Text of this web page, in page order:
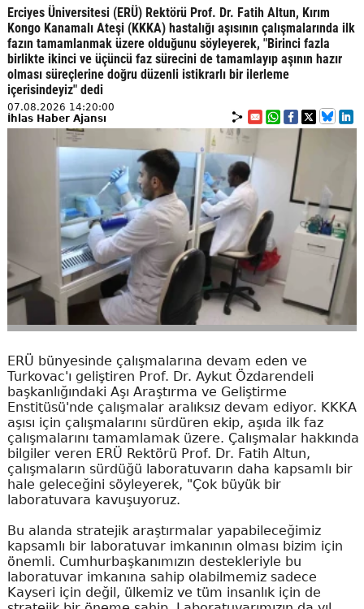
Erciyes Üniversitesi (ERÜ) Rektörü Prof. Dr. Fatih Altun, Kırım
Kongo Kanamalı Ateşi (KKKA) hastalığı aşısının çalışmalarında ilk
fazın tamamlanmak üzere olduğunu söyleyerek, "Birinci fazla
birlikte ikinci ve üçüncü faz sürecini de tamamlayıp aşının hazır
olması süreçlerine doğru düzenli istikrarlı bir ilerleme
içerisindeyiz" dedi
07.08.2026 14:20:00
İhlas Haber Ajansı
ERÜ bünyesinde çalışmalarına devam eden ve
Turkovac'ı geliştiren Prof. Dr. Aykut Özdarendeli
başkanlığındaki Aşı Araştırma ve Geliştirme
Enstitüsü'nde çalışmalar aralıksız devam ediyor. KKKA
aşısı için çalışmalarını sürdüren ekip, aşıda ilk faz
çalışmalarını tamamlamak üzere. Çalışmalar hakkında
bilgiler veren ERÜ Rektörü Prof. Dr. Fatih Altun,
çalışmaların sürdüğü laboratuvarın daha kapsamlı bir
hale geleceğini söyleyerek, "Çok büyük bir
laboratuvara kavuşuyoruz.
Bu alanda stratejik araştırmalar yapabileceğimiz
kapsamlı bir laboratuvar imkanının olması bizim için
önemli. Cumhurbaşkanımızın destekleriyle bu
laboratuvar imkanına sahip olabilmemiz sadece
Kayseri için değil, ülkemiz ve tüm insanlık için de